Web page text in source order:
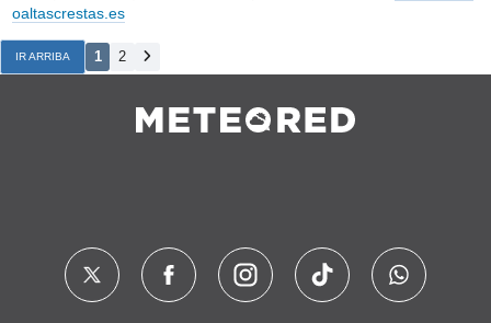
oaltascrestas.es
IR ARRIBA 1 2